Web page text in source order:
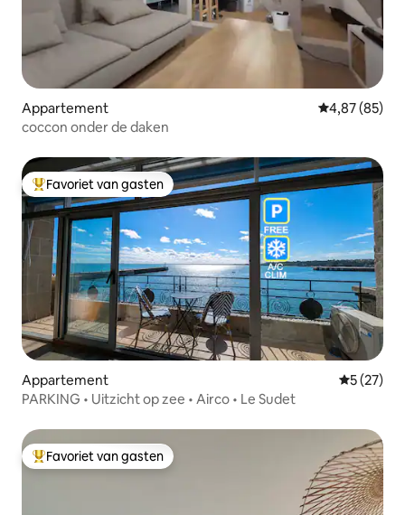
Appartement Gemiddelde
4,87 (85)
coccon onder de daken
Topfavoriet van gasten
Favoriet van gasten
Appartement
5 (27)
PARKING • Uitzicht op zee • Airco • Le Sudet
Topfavoriet van gasten
Favoriet van gasten